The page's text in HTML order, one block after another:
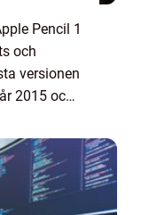
Pencil 1
och
versionen
2015 och
såsom...